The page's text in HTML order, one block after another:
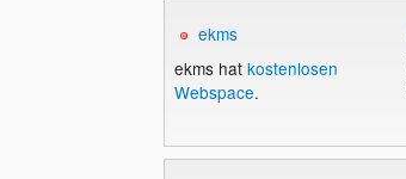
ekms
ekms hat kostenlosen
Webspace.